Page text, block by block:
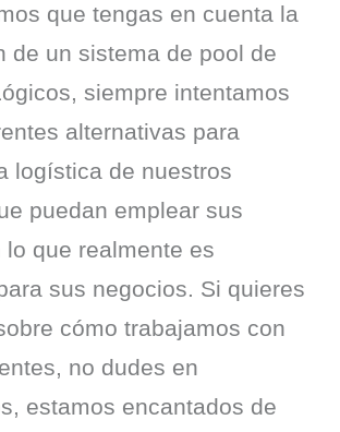
que tengas en cuenta la
de un sistema de pool de
siempre intentamos
alternativas para
logística de nuestros
puedan emplear sus
lo que realmente es
sus negocios. Si quieres
cómo trabajamos con
no dudes en
estamos encantados de